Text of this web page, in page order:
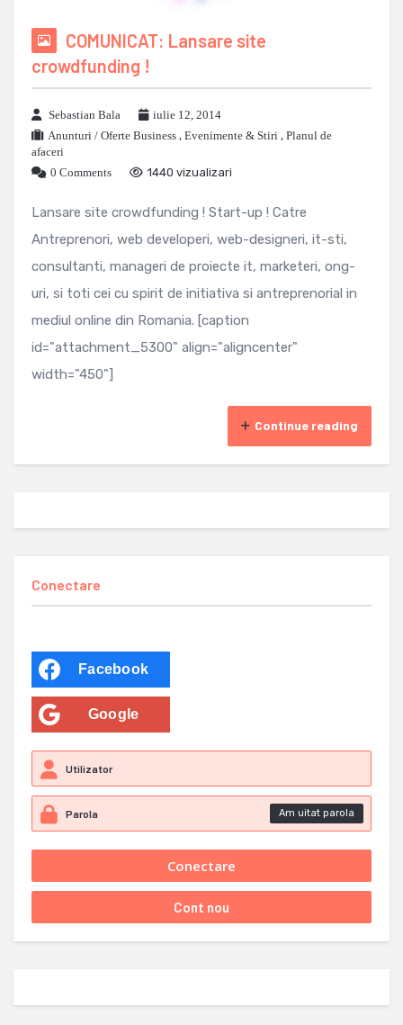
COMUNICAT: Lansare site
crowdfunding !
Sebastian Bala
iulie 12, 2014
Anunturi / Oferte Business , Evenimente & Stiri , Planul de
afaceri
0 Comments
1440 vizualizari
Lansare site crowdfunding ! Start-up ! Catre
Antreprenori, web developeri, web-designeri, it-sti,
consultanti, manageri de proiecte it, marketeri, ong-
uri, si toti cei cu spirit de initiativa si antreprenorial in
mediul online din Romania. [caption
id="attachment_5300" align="aligncenter"
width="450"]
Continue reading
Conectare
Facebook
Google
Am uitat parola